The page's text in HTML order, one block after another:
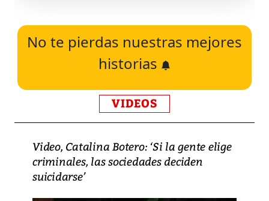
No te pierdas nuestras mejores
historias
VIDEOS
Video, Catalina Botero: ‘Si la gente elige
criminales, las sociedades deciden
suicidarse’